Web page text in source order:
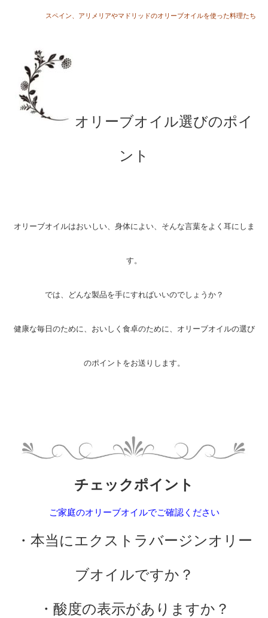
スペイン、アリメリアやマドリッドのオリーブオイルを使った料理たち
オリーブオイル選びのポイ
ント
オリーブオイルはおいしい、身体によい、そんな言葉をよく耳にしま
す。
では、どんな製品を手にすればいいのでしょうか？
健康な毎日のために、おいしく食卓のために、オリーブオイルの選び
のポイントをお送りします。
チェックポイント
ご家庭のオリーブオイルでご確認ください
・本当にエクストラバージンオリー
ブオイルですか？
・酸度の表示がありますか？